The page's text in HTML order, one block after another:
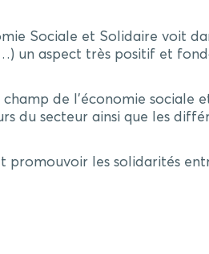
Sociale et Solidaire voit
un aspect très positif et
de l’économie sociale
du secteur ainsi que les
les solidarités